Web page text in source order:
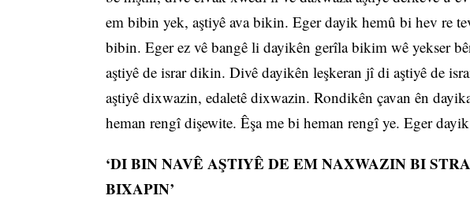
em bibin yek, aştiyê ava bikin. Eger dayik hemû bi hev re
bibin. Eger ez vê bangê li dayikên gerîla bikim wê yekser
aştiyê de israr dikin. Divê dayikên leşkeran jî di aştiyê de
aştiyê dixwazin, edaletê dixwazin. Rondikên çavan ên
heman rengî dişewite. Êşa me bi heman rengî ye. Eger
‘DI BIN NAVÊ AŞTIYÊ DE EM NAXWAZIN BI
BIXAPIN’